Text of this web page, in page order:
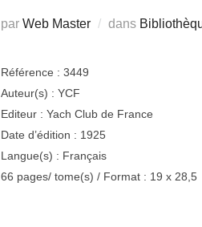
par Web Master dans
Référence : 3449
Auteur(s) : YCF
Editeur : Yach Club de France
Date d’édition : 1925
Langue(s) : Français
66 pages/ tome(s) / Format : 19 x 28,5